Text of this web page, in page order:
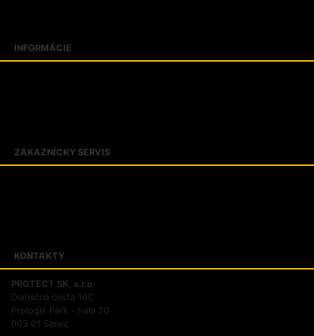
INFORMÁCIE
ZÁKAZNÍCKY SERVIS
KONTAKTY
PROTECT SK, s.r.o.
Diaľničná cesta 10C
Prologis Park - hala 20
903 01 Senec